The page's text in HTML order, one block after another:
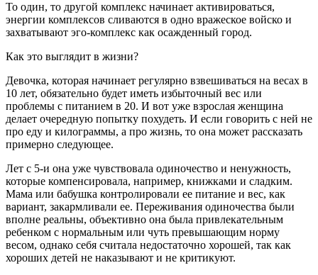
То один, то другой комплекс начинает активироваться,
энергии комплексов сливаются в одно вражеское войско и
захватывают эго-комплекс как осажденный город.
Как это выглядит в жизни?
Девочка, которая начинает регулярно взвешиваться на весах в
10 лет, обязательно будет иметь избыточный вес или
проблемы с питанием в 20. И вот уже взрослая женщина
делает очередную попытку похудеть. И если говорить с ней не
про еду и килограммы, а про жизнь, то она может рассказать
примерно следующее.
Лет с 5-и она уже чувствовала одиночество и ненужность,
которые компенсировала, например, книжками и сладким.
Мама или бабушка контролировали ее питание и вес, как
вариант, закармливали ее. Переживания одиночества были
вполне реальны, объективно она была привлекательным
ребенком с нормальным или чуть превышающим норму
весом, однако себя считала недостаточно хорошей, так как
хороших детей не наказывают и не критикуют.